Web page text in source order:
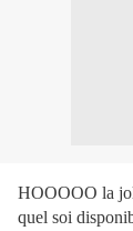
HOOOOO la
quel soi